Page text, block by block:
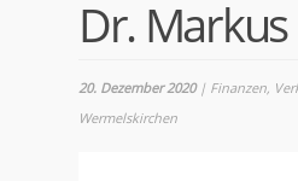
Dr.
20. Dezember 2020| Finanzen,
Wermelskirchen